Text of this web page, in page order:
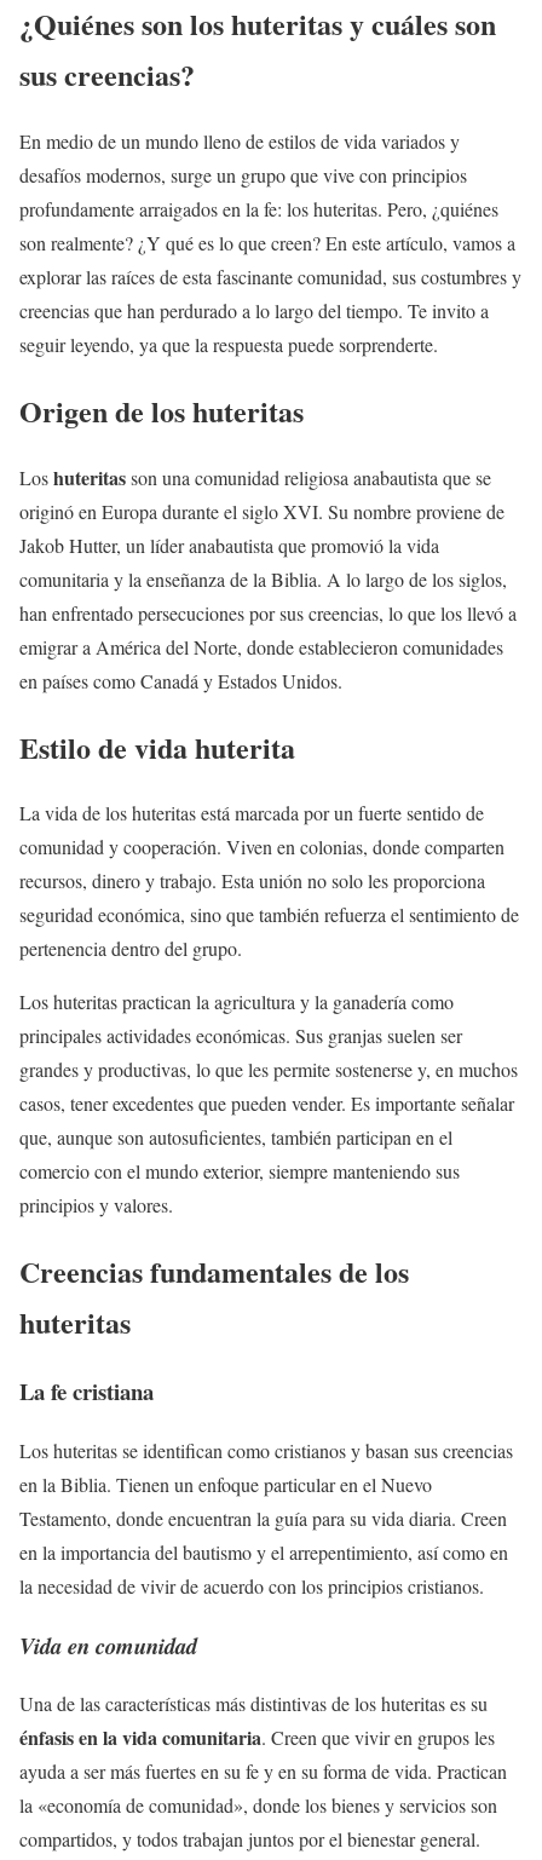
¿Quiénes son los huteritas y cuáles son
sus creencias?
En medio de un mundo lleno de estilos de vida variados y
desafíos modernos, surge un grupo que vive con principios
profundamente arraigados en la fe: los huteritas. Pero, ¿quiénes
son realmente? ¿Y qué es lo que creen? En este artículo, vamos a
explorar las raíces de esta fascinante comunidad, sus costumbres y
creencias que han perdurado a lo largo del tiempo. Te invito a
seguir leyendo, ya que la respuesta puede sorprenderte.
Origen de los huteritas
Loshuteritasson una comunidad religiosa anabautista que se
originó en Europa durante el siglo XVI. Su nombre proviene de
Jakob Hutter, un líder anabautista que promovió la vida
comunitaria y la enseñanza de la Biblia. A lo largo de los siglos,
han enfrentado persecuciones por sus creencias, lo que los llevó a
emigrar a América del Norte, donde establecieron comunidades
en países como Canadá y Estados Unidos.
Estilo de vida huterita
La vida de los huteritas está marcada por un fuerte sentido de
comunidad y cooperación. Viven en colonias, donde comparten
recursos, dinero y trabajo. Esta unión no solo les proporciona
seguridad económica, sino que también refuerza el sentimiento de
pertenencia dentro del grupo.
Los huteritas practican la agricultura y la ganadería como
principales actividades económicas. Sus granjas suelen ser
grandes y productivas, lo que les permite sostenerse y, en muchos
casos, tener excedentes que pueden vender. Es importante señalar
que, aunque son autosuficientes, también participan en el
comercio con el mundo exterior, siempre manteniendo sus
principios y valores.
Creencias fundamentales de los
huteritas
La fe cristiana
Los huteritas se identifican como cristianos y basan sus creencias
en la Biblia. Tienen un enfoque particular en el Nuevo
Testamento, donde encuentran la guía para su vida diaria. Creen
en la importancia del bautismo y el arrepentimiento, así como en
la necesidad de vivir de acuerdo con los principios cristianos.
Vida en comunidad
Una de las características más distintivas de los huteritas es su
énfasis en la vida comunitaria. Creen que vivir en grupos les
ayuda a ser más fuertes en su fe y en su forma de vida. Practican
la «economía de comunidad», donde los bienes y servicios son
compartidos, y todos trabajan juntos por el bienestar general.